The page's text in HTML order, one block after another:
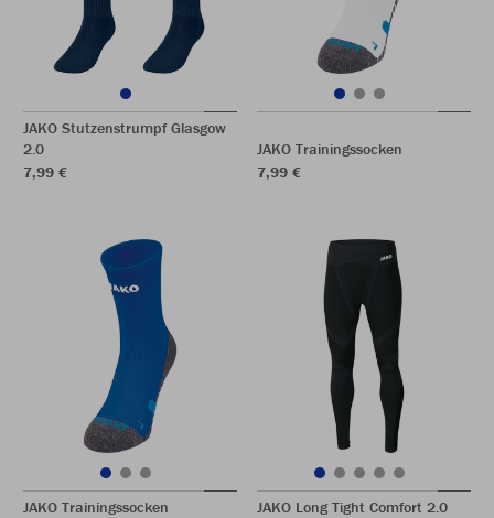
JAKO Stutzenstrumpf Glasgow
2.0
7,99 €
JAKO Trainingssocken
7,99 €
JAKO Trainingssocken
JAKO Long Tight Comfort 2.0